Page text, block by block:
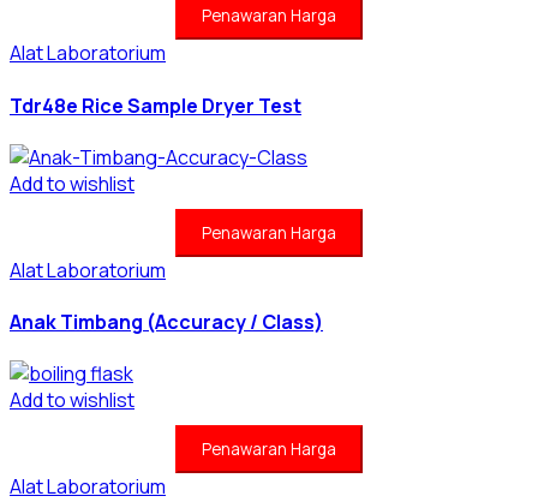
Penawaran Harga
Alat Laboratorium
Tdr48e Rice Sample Dryer Test
Add to wishlist
Penawaran Harga
Alat Laboratorium
Anak Timbang (Accuracy / Class)
Add to wishlist
Penawaran Harga
Alat Laboratorium